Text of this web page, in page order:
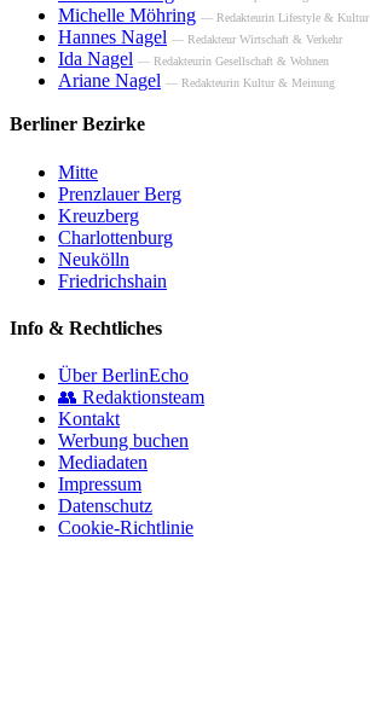
Michelle Möhring — Redakteurin Lifestyle & Kultur
Hannes Nagel — Redakteur Wirtschaft & Verkehr
Ida Nagel — Redakteurin Gesellschaft & Wohnen
Ariane Nagel — Redakteurin Kultur & Meinung
Berliner Bezirke
Mitte
Prenzlauer Berg
Kreuzberg
Charlottenburg
Neukölln
Friedrichshain
Info & Rechtliches
Über BerlinEcho
👥 Redaktionsteam
Kontakt
Werbung buchen
Mediadaten
Impressum
Datenschutz
Cookie-Richtlinie